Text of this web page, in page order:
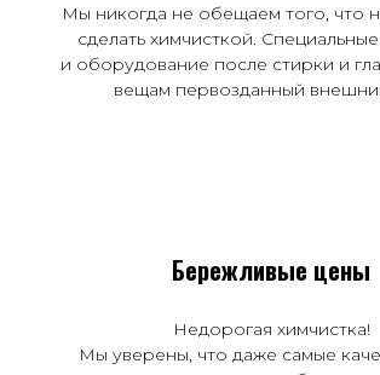
Мы никогда не обещаем того, что
сделать химчисткой.
и оборудование после стирки и
вещам первозданный
Бережливые цены
Недорогая химчистка!
Мы уверены, что даже самые